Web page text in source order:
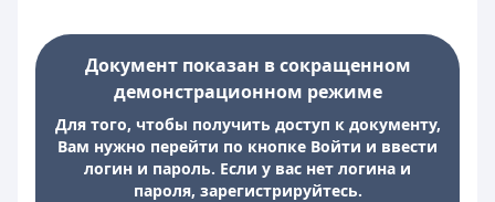
Документ показан в сокращенном
демонстрационном режиме
Для того, чтобы получить доступ к документу,
Вам нужно перейти по кнопке Войти и ввести
логин и пароль. Если у вас нет логина и
пароля, зарегистрируйтесь.